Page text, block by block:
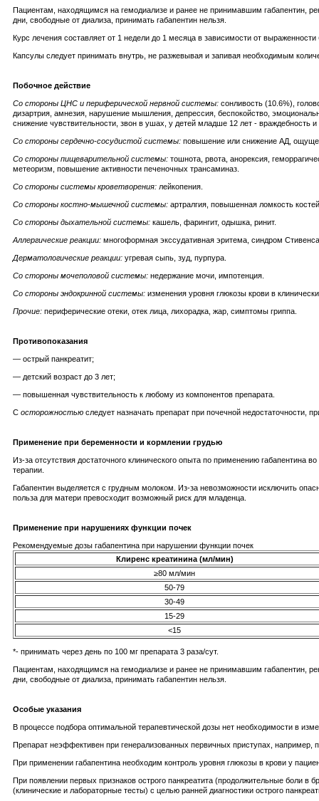
Пациентам, находящимся на гемодиализе и ранее не принимавшим габапентин,
дни, свободные от диализа, принимать габапентин нельзя.
Курс лечения составляет от 1 недели до 1 месяца в зависимости от
Капсулы следует принимать внутрь, не разжевывая и запивая необходимым
Побочное действие
Со стороны ЦНС и периферической нервной системы: сонливость (10.6%),
дизартрия, амнезия, нарушение мышления, депрессия, беспокойство,
снижение чувствительности, звон в ушах, у детей младше 12 лет - враждебность и
Со стороны сердечно-сосудистой системы: повышение или снижение АД,
Со стороны пищеварительной системы: тошнота, рвота, анорексия,
метеоризм, повышение активности печеночных трансаминаз.
Со стороны системы кроветворения: лейкопения.
Со стороны костно-мышечной системы: артралгия, повышенная ломкость
Со стороны дыхательной системы: кашель, фарингит, одышка, ринит.
Аллергические реакции: многоформная экссудативная эритема, синдром
Дерматологические реакции: угревая сыпь, зуд, пурпура.
Со стороны мочеполовой системы: недержание мочи, импотенция.
Со стороны эндокринной системы: изменения уровня глюкозы крови в
Прочие: периферические отеки, отек лица, лихорадка, жар, симптомы гриппа.
Противопоказания
— острый панкреатит;
— детский возраст до 3 лет;
— повышенная чувствительность к любому из компонентов препарата.
С осторожностью следует назначать препарат при почечной недостаточности,
Применение при беременности и кормлении грудью
Из-за отсутствия достаточного клинического опыта по применению
терапии.
Габапентин выделяется с грудным молоком. Из-за невозможности исключить
польза для матери превосходит возможный риск для младенца.
Применение при нарушениях функции почек
Рекомендуемые дозы габапентина при нарушении функции почек
Клиренс креатинина (мл/мин)
≥80 мл/мин
50-79
30-49
15-29
<15
*- принимать через день по 100 мг препарата 3 раза/сут.
Пациентам, находящимся на гемодиализе и ранее не принимавшим габапентин,
дни, свободные от диализа, принимать габапентин нельзя.
Особые указания
В процессе подбора оптимальной терапевтической дозы нет необходимости в
Препарат неэффективен при генерализованных первичных приступах, например,
При применении габапентина необходим контроль уровня глюкозы в крови у
При появлении первых признаков острого панкреатита (продолжительные боли в
(клинические и лабораторные тесты) с целью ранней диагностики острого